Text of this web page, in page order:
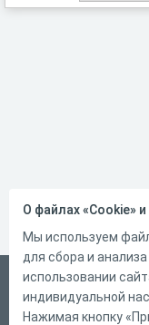
Русский
Справка
О файлах «Cookie»
Мы используем
для сбора и
использовании
индивидуальной
Нажимая кнопку